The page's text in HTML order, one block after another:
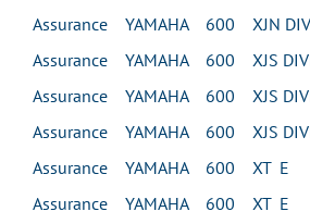
Assurance YAMAHA 600 XJN
Assurance YAMAHA 600 XJS
Assurance YAMAHA 600 XJS
Assurance YAMAHA 600 XJS
Assurance YAMAHA 600 XT E
Assurance YAMAHA 600 XT E